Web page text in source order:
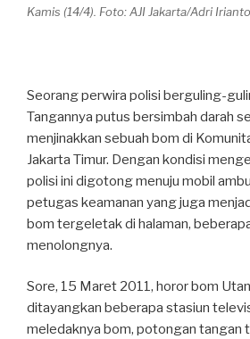
Kamis (14/4). Foto: AJI Jakarta/Adri Irianto
Seorang perwira polisi berguling-
Tangannya putus bersimbah darah
menjinakkan sebuah bom di
Jakarta Timur. Dengan kondisi
polisi ini digotong menuju mobil
petugas keamanan yang juga
bom tergeletak di halaman,
menolongnya.
Sore, 15 Maret 2011, horor bom
ditayangkan beberapa stasiun
meledaknya bom, potongan tangan